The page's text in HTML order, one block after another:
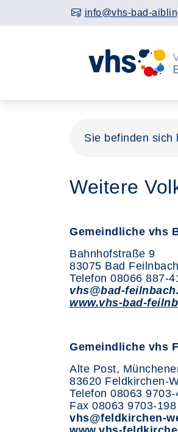
info@vhs-bad-
Sie befinden sich
Weitere
Gemeindliche vhs
Bahnhofstraße 9
83075 Bad Feilnbach
Telefon 08066 887-
vhs@bad-
www.vhs-bad-
Gemeindliche vhs
Alte Post,
83620 Feldkirchen-
Telefon 08063 9703-
Fax 08063 9703-198
vhs@feldkirchen-